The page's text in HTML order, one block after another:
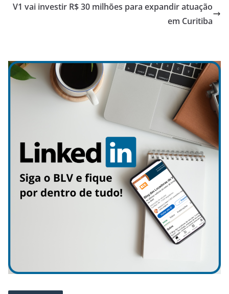
V1 vai investir R$ 30 milhões para expandir atuação
em Curitiba